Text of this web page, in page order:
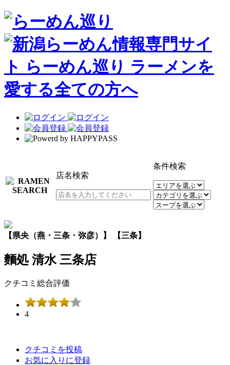
店名検索
条件検索
【県央（燕・三条・弥彦）】 【三条】
麵処 清水 三条店
クチコミ総合評価
4
クチコミを投稿
お気に入りに登録